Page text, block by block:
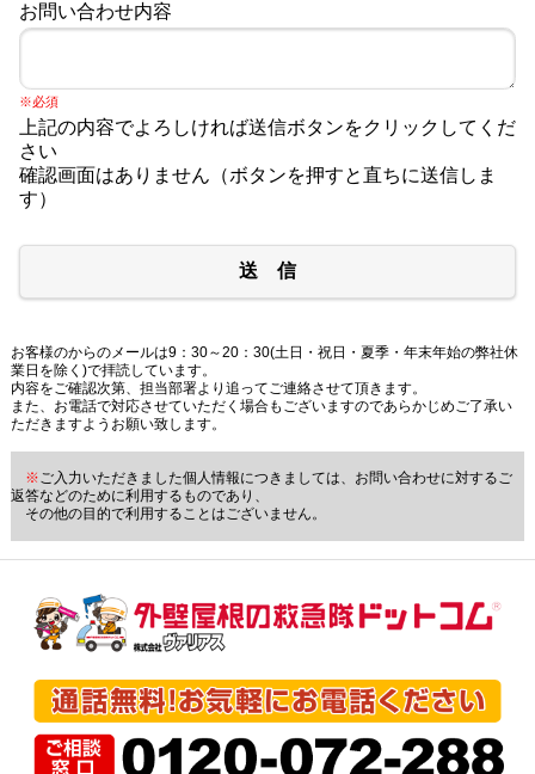
お問い合わせ内容
※必須
上記の内容でよろしければ送信ボタンをクリックしてくだ
さい
確認画面はありません（ボタンを押すと直ちに送信しま
す）
送 信
お客様のからのメールは9：30～20：30(土日・祝日・夏季・年末年始の弊社休
業日を除く)で拝読しています。
内容をご確認次第、担当部署より追ってご連絡させて頂きます。
また、お電話で対応させていただく場合もございますのであらかじめご了承い
ただきますようお願い致します。
※ ご入力いただきました個人情報につきましては、お問い合わせに対するご
返答などのために利用するものであり、
その他の目的で利用することはございません。